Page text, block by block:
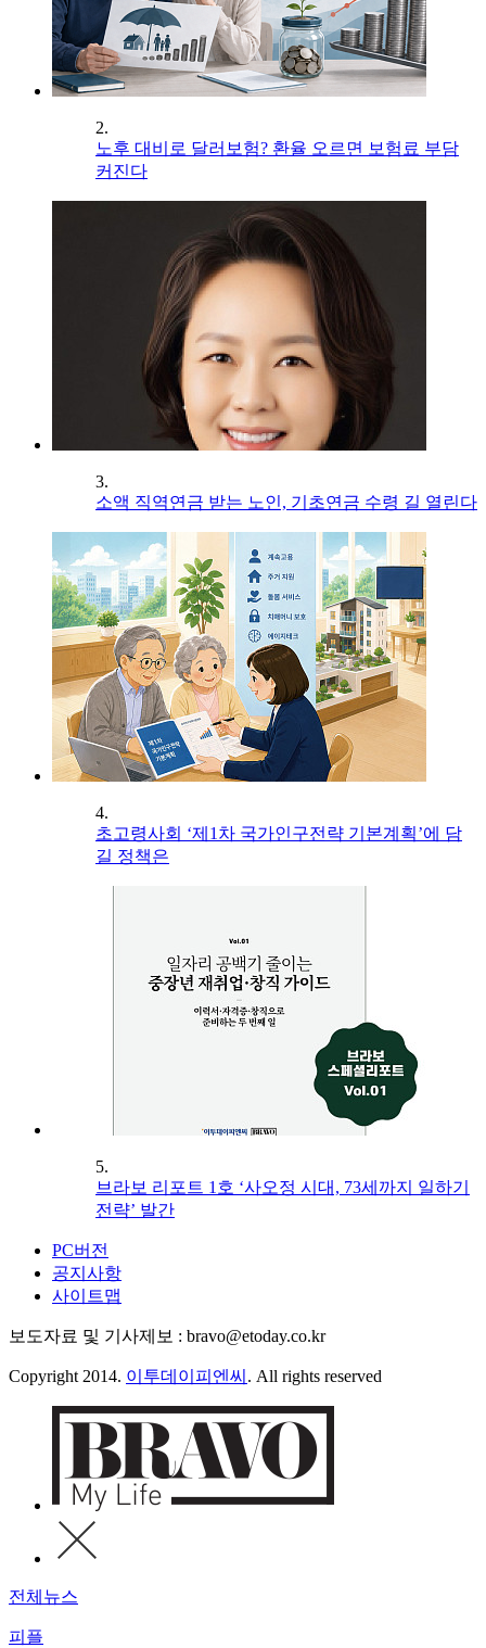
2.
노후 대비로 달러보험? 환율 오르면 보험료 부담
커진다
3.
소액 직역연금 받는 노인, 기초연금 수령 길 열린다
4.
초고령사회 ‘제1차 국가인구전략 기본계획’에 담
길 정책은
5.
브라보 리포트 1호 ‘사오정 시대, 73세까지 일하기
전략’ 발간
PC버전
공지사항
사이트맵
보도자료 및 기사제보 : bravo@etoday.co.kr
Copyright 2014. 이투데이피엔씨 . All rights reserved
전체뉴스
피플